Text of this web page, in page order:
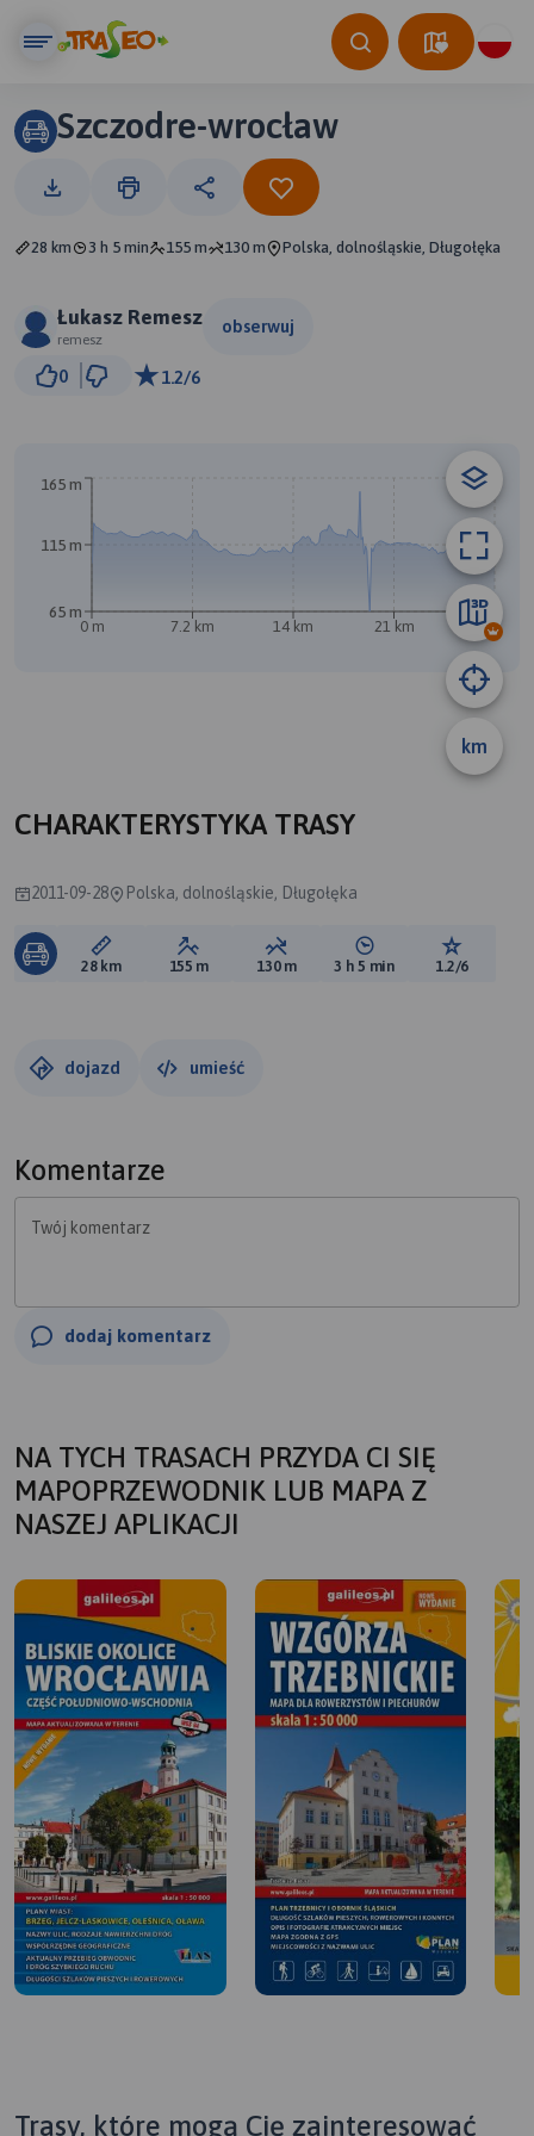
Szczodre-wrocław
28 km 3 h 5 min 155 m 130 m Polska, dolnośląskie, Długołęka
Łukasz Remesz
remesz
obserwuj
0 1.2/6
km
0 m 7.2 km 14 km 21 km 28 km
65 m
115 m
165 m
CHARAKTERYSTYKA TRASY
2011-09-28 Polska, dolnośląskie, Długołęka
Długość trasy:
28 km Suma przewyższeń:
155 m Suma spadków:
130 m Średni czas potrzebny
3 h 5 min Ocena
1.2/6
dojazd umieść
Komentarze
Twój komentarz
dodaj komentarz
NA TYCH TRASACH PRZYDA CI SIĘ
MAPOPRZEWODNIK LUB MAPA Z
NASZEJ APLIKACJI
Trasy, które mogą Cię zainteresować